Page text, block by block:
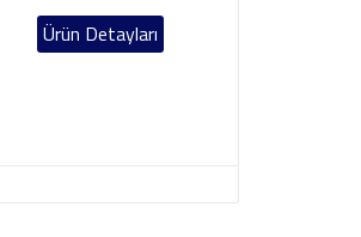
Ürün Detayları